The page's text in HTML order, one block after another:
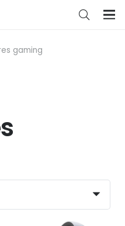
gaming